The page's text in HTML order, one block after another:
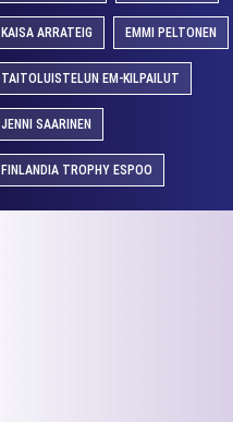
KAISA ARRATEIG EMMI PELTONEN
TAITOLUISTELUN EM-KILPAILUT
JENNI SAARINEN
FINLANDIA TROPHY ESPOO